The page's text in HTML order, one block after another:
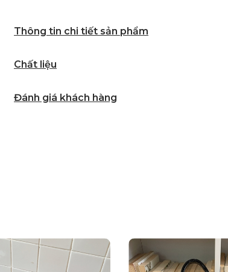
Thông tin chi tiết sản phẩm
Chất liệu
Đánh giá khách hàng